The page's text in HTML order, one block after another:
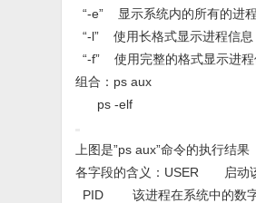
“-e” 显示系统内的所有的进
“-l” 使用长格式显示进程信息
“-f” 使用完整的格式显示进程
组合：ps aux
ps -elf
上图是”ps aux”命令的执行结果
各字段的含义：USER 启动
PID 该进程在系统中的数